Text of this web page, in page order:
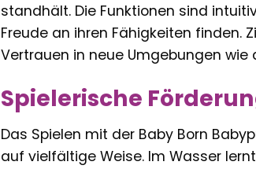
standhält. Die Funktionen sind
Freude an ihren Fähigkeiten finden.
Vertrauen in neue Umgebungen
Spielerische
Das Spielen mit der Baby Born
auf vielfältige Weise. Im Wasser